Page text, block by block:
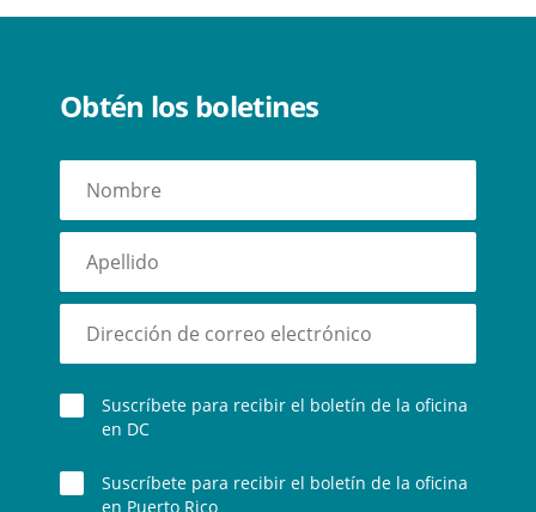
Obtén los boletines
Suscríbete para recibir el boletín de la oficina
en DC
Suscríbete para recibir el boletín de la oficina
en Puerto Rico